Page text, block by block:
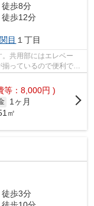
徒歩8分
徒歩12分
関目 １丁目
共用部にはエレベー
っているので便利で
等：8,000円 )
1ヶ月
㎡
徒歩3分